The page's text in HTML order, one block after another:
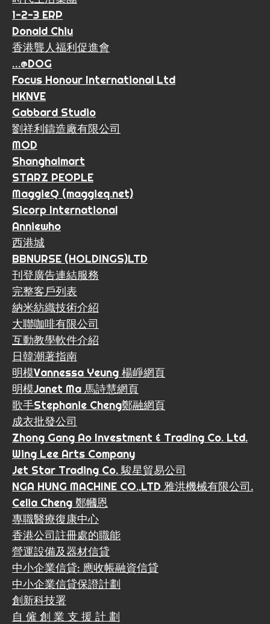
1-2-3 ERP
Donald Chiu
香港聾人福利促進會
…@DOG
Focus Honour International Ltd
HKNVE
Gabbard Studio
劉祥利鑄造廠有限公司
MOD
Shanghaimart
STARZ PEOPLE
MaggieQ (maggieq.net)
Sicorp International
Anniewho
西港城
BBNURSE (HOLDINGS)LTD
刊登廣告連結服務
完整客戶列表
納米紡織技術介紹
大聯咖啡有限公司
互動教學軟件介紹
日韓潮著指南
明模Vannessa Yeung 楊崢網頁
明模Janet Ma 馬詩慧網頁
歌手Stephanie Cheng鄭融網頁
成衣批發公司
Zhong Gang Ao Investment & Trading Co. Ltd.
Wing Lee Arts Company
Jet Star Trading Co. 駿星貿易公司
NGA HUNG MACHINE CO.,LTD 雅洪機械有限公司.
Celia Cheng 鄭幗恩
專職醫療復康中心
香港公司註冊處的職能
營運設備及器材信貸
中小企業信貸: 應收帳融資信貸
中小企業信貸保證計劃
創新科技署
自 僱 創 業 支 援 計 劃